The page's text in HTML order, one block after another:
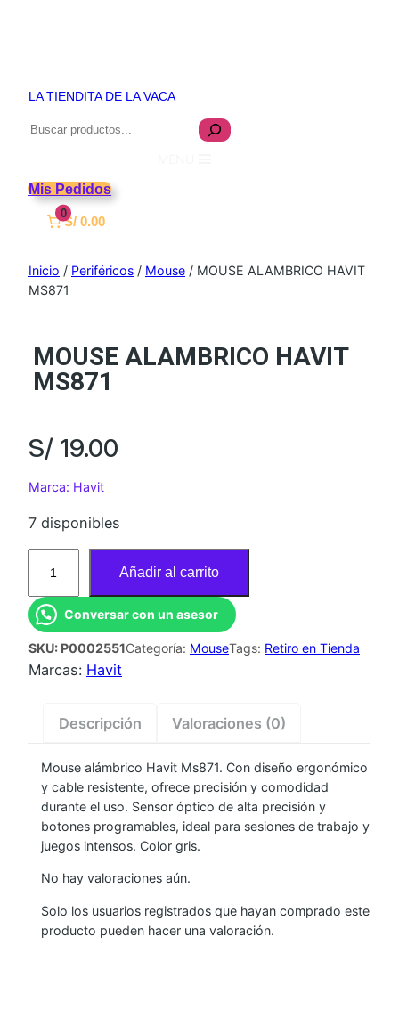
LA TIENDITA DE LA VACA
Buscar
Mis Pedidos
0
S/ 0.00
Inicio / Periféricos / Mouse / MOUSE ALAMBRICO HAVIT
MS871
MOUSE ALAMBRICO HAVIT
MS871
S/ 19.00
Marca: Havit
7 disponibles
U
S
E
A
Añadir al carrito
Conversar con un asesor
SKU: P0002551Categoría: MouseTags: Retiro en Tienda
Marcas: Havit
Descripción Valoraciones (0)
Mouse alámbrico Havit Ms871. Con diseño ergonómico
y cable resistente, ofrece precisión y comodidad
durante el uso. Sensor óptico de alta precisión y
botones programables, ideal para sesiones de trabajo y
juegos intensos. Color gris.
No hay valoraciones aún.
Solo los usuarios registrados que hayan comprado este
producto pueden hacer una valoración.